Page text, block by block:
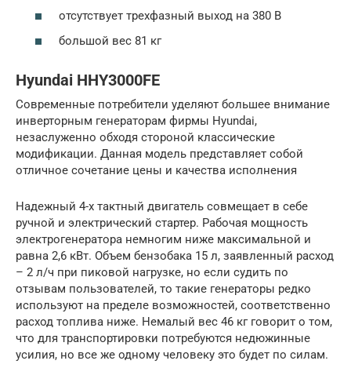
отсутствует трехфазный выход на 380 В
большой вес 81 кг
Hyundai HHY3000FE
Современные потребители уделяют большее внимание
инверторным генераторам фирмы Hyundai,
незаслуженно обходя стороной классические
модификации. Данная модель представляет собой
отличное сочетание цены и качества исполнения
Надежный 4-х тактный двигатель совмещает в себе
ручной и электрический стартер. Рабочая мощность
электрогенератора немногим ниже максимальной и
равна 2,6 кВт. Объем бензобака 15 л, заявленный расход
– 2 л/ч при пиковой нагрузке, но если судить по
отзывам пользователей, то такие генераторы редко
используют на пределе возможностей, соответственно
расход топлива ниже. Немалый вес 46 кг говорит о том,
что для транспортировки потребуются недюжинные
усилия, но все же одному человеку это будет по силам.